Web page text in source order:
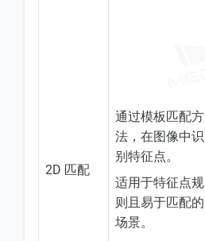
2D 匹配
通过模板匹配方
法，在图像中识
别特征点。
适用于特征点规
则且易于匹配的
场景。